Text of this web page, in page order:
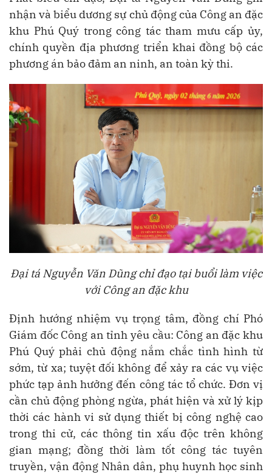
nhận và biểu dương sự chủ động của Công an đặc
khu Phú Quý trong công tác tham mưu cấp ủy,
chính quyền địa phương triển khai đồng bộ các
phương án bảo đảm an ninh, an toàn kỳ thi.
Đại tá Nguyễn Văn Dũng chỉ đạo tại buổi làm việc
với Công an đặc khu
Định hướng nhiệm vụ trọng tâm, đồng chí Phó
Giám đốc Công an tỉnh yêu cầu: Công an đặc khu
Phú Quý phải chủ động nắm chắc tình hình từ
sớm, từ xa; tuyệt đối không để xảy ra các vụ việc
phức tạp ảnh hưởng đến công tác tổ chức. Đơn vị
cần chủ động phòng ngừa, phát hiện và xử lý kịp
thời các hành vi sử dụng thiết bị công nghệ cao
trong thi cử, các thông tin xấu độc trên không
gian mạng; đồng thời làm tốt công tác tuyên
truyền, vận động Nhân dân, phụ huynh học sinh